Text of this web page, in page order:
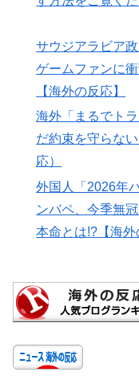
サウジアラビア
ゲームファンに
【海外の反応】
海外「まるでト
だ約束を守らな
応）
外国人「2026年
ンバペ、今季無
本命とは!?【海外